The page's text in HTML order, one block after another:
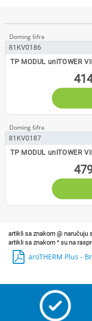
81KV0186
TP MODUL uniTOWER
81KV0187
TP MODUL uniTOWER
aroTHERM Plus -